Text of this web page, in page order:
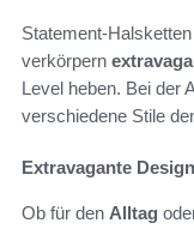
Statement-
verkörpern
Level heben. Bei der
verschiedene Stile
Extravagante
Ob für den Alltag